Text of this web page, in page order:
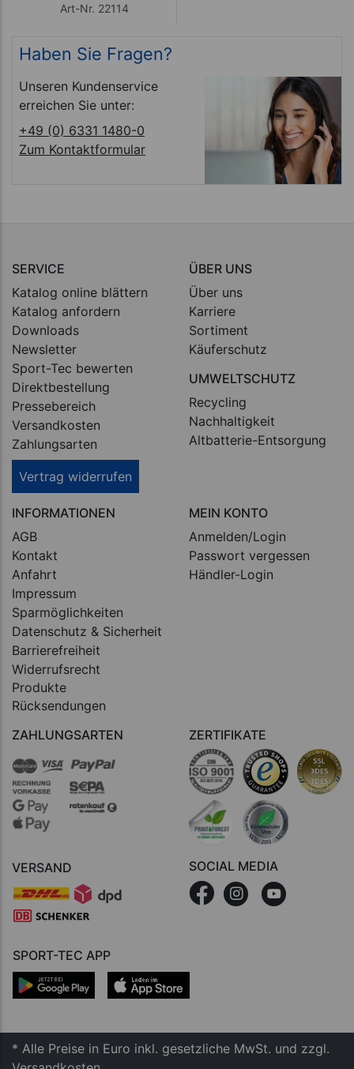
Art-Nr. 22114
Haben Sie Fragen?
Unseren Kundenservice
erreichen Sie unter:
+49 (0) 6331 1480-0
Zum Kontaktformular
SERVICE
Katalog online blättern
Katalog anfordern
Downloads
Newsletter
Sport-Tec bewerten
Direktbestellung
Pressebereich
Versandkosten
Zahlungsarten
Vertrag widerrufen
ÜBER UNS
Über uns
Karriere
Sortiment
Käuferschutz
UMWELTSCHUTZ
Recycling
Nachhaltigkeit
Altbatterie-Entsorgung
INFORMATIONEN
AGB
Kontakt
Anfahrt
Impressum
Sparmöglichkeiten
Datenschutz & Sicherheit
Barrierefreiheit
Widerrufsrecht
Produkte
Rücksendungen
MEIN KONTO
Anmelden/Login
Passwort vergessen
Händler-Login
ZAHLUNGSARTEN
VERSAND
ZERTIFIKATE
SOCIAL MEDIA
SPORT-TEC APP
* Alle Preise in Euro inkl. gesetzliche MwSt. und zzgl.